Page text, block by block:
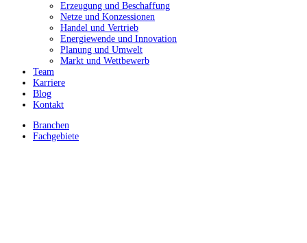
Erzeugung und Beschaffung
Netze und Konzessionen
Handel und Vertrieb
Energiewende und Innovation
Planung und Umwelt
Markt und Wettbewerb
Team
Karriere
Blog
Kontakt
Branchen
Fachgebiete